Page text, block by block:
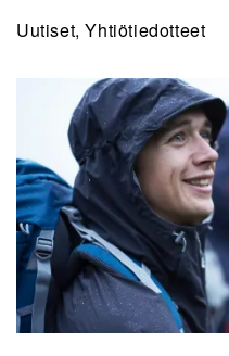
Uutiset, Yhtiötiedotteet